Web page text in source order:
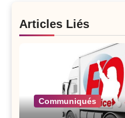
Articles Liés
Communiqués